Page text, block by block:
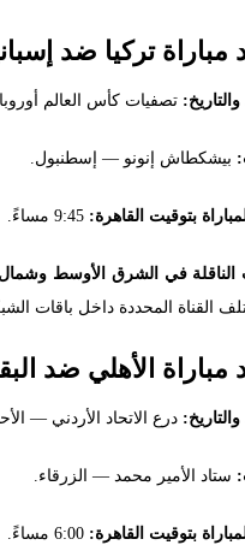
مباراة تركيا ضد
تصفيات كأس العالم أوروبا — الأحد
بيشكطاش إنونو — إسطنبول.
بتوقيت القاهرة:
الناقلة في الشرق الأوسط وشمال
القناة المحددة داخل باقات
مباراة الأهلي ضد
درع الاتحاد الأردني — الأحد 7 سبتمبر
ستاد الأمير محمد — الزرقاء.
بتوقيت القاهرة: